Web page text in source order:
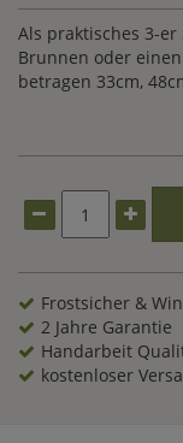
Als praktisches 3-
Brunnen oder
betragen 33cm,
Frostsicher &
2 Jahre Garantie
Handarbeit
kostenloser